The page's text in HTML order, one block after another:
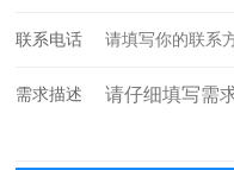
联系电话
需求描述